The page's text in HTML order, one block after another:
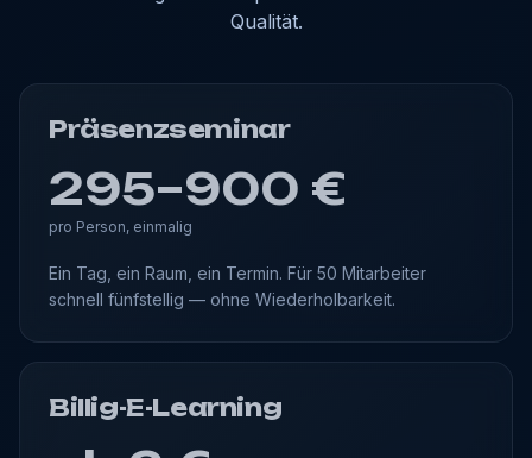
Qualität.
Präsenzseminar
295–900 €
pro Person, einmalig
Ein Tag, ein Raum, ein Termin. Für 50 Mitarbeiter
schnell fünfstellig — ohne Wiederholbarkeit.
Billig-E-Learning